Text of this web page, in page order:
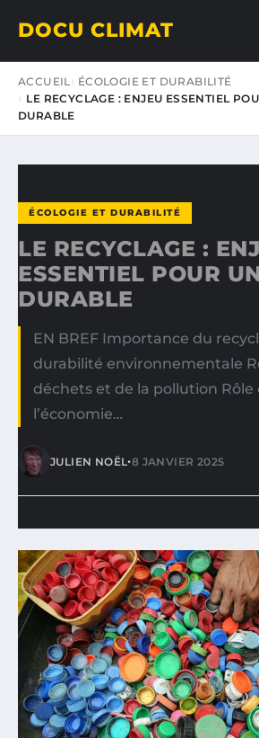
DOCU CLIMAT
ACCUEIL
ÉCOLOGIE ET DURABILITÉ
LE RECYCLAGE : ENJEU ESSENTIEL
DURABLE
ÉCOLOGIE ET DURABILITÉ
LE RECYCLAGE :
ESSENTIEL POUR
DURABLE
EN BREF Importance du
durabilité environnementale
déchets et de la pollution Rôle
l’économie…
JULIEN NOËL•8 JANVIER 2025